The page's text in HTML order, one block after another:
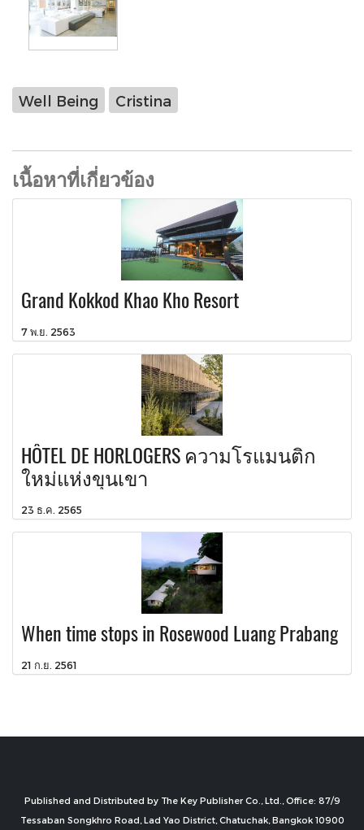
Well Being Cristina
เนื้อหาที่เกี่ยวข้อง
Grand Kokkod Khao Kho Resort
7 พ.ย. 2563
HÔTEL DE HORLOGERS ความโรแมนติก
ใหม่แห่งขุนเขา
23 ธ.ค. 2565
When time stops in Rosewood Luang Prabang
21 ก.ย. 2561
Published and Distributed by The Key Publisher Co., Ltd., Office: 87/9
Tessaban Songkhro Road, Lad Yao District, Chatuchak, Bangkok 10900